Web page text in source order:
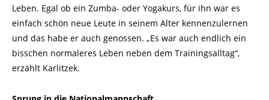
Leben. Egal ob ein Zumba- oder Yogakurs, für ihn war es
einfach schön neue Leute in seinem Alter kennenzulernen
und das habe er auch genossen. „Es war auch endlich ein
bisschen normaleres Leben neben dem Trainingsalltag“,
erzählt Karlitzek.